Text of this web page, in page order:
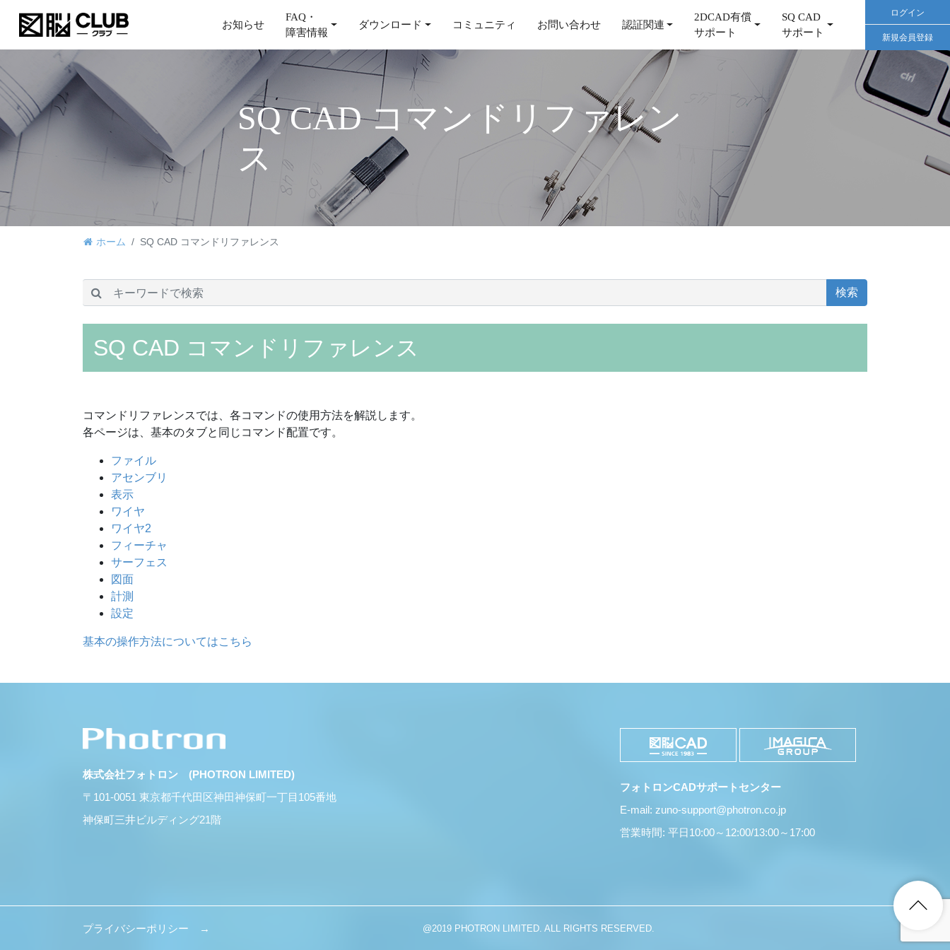
お知らせ
FAQ・
障害情報
ダウンロード コミュニティ お問い合わせ 認証関連
2DCAD有償
サポート
SQ CAD
サポート
ログイン
新規会員登録
SQ CAD コマンドリファレン
ス
ホーム SQ CAD コマンドリファレンス
検索
SQ CAD コマンドリファレンス
コマンドリファレンスでは、各コマンドの使用方法を解説します。
各ページは、基本のタブと同じコマンド配置です。
ファイル
アセンブリ
表示
ワイヤ
ワイヤ2
フィーチャ
サーフェス
図面
計測
設定
基本の操作方法についてはこちら
株式会社フォトロン (PHOTRON LIMITED)
〒101-0051 東京都千代田区神田神保町一丁目105番地
神保町三井ビルディング21階
フォトロンCADサポートセンター
E-mail: zuno-support@photron.co.jp
営業時間: 平日10:00～12:00/13:00～17:00
プライバシーポリシー → @2019 PHOTRON LIMITED. ALL RIGHTS RESERVED.